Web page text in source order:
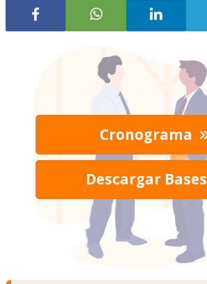
Cronograma
Descargar Bases